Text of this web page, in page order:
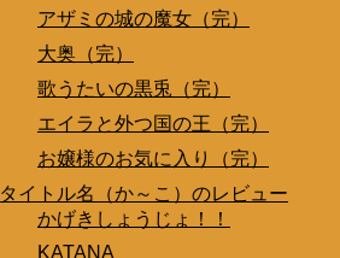
アザミの城の魔女（完）
大奥（完）
歌うたいの黒兎（完）
エイラと外つ国の王（完）
お嬢様のお気に入り（完）
タイトル名（か～こ）のレビュー
かげきしょうじょ！！
KATANA